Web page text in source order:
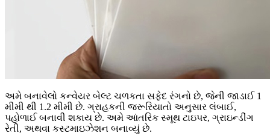
અમે બનાવેલો કન્વેયર બેલ્ટ ચળકતા સફેદ રંગનો છે, જેની જાડાઈ 1
મીમી થી 1.2 મીમી છે. ગ્રાહકની જરૂરિયાતો અનુસાર લંબાઈ,
પહોળાઈ બનાવી શકાય છે. અમે આંતરિક સ્મૂથ ટાઇપર, ગ્રાઇન્ડીંગ
રેતી, અથવા કસ્ટમાઇઝેશન બનાવ્યું છે.